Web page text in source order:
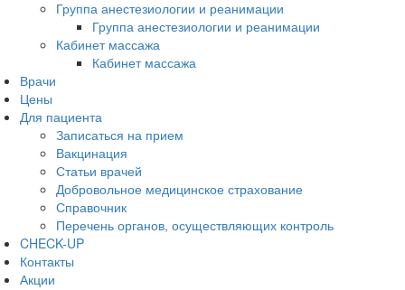
Группа анестезиологии и реанимации
Группа анестезиологии и реанимации
Кабинет массажа
Кабинет массажа
Врачи
Цены
Для пациента
Записаться на прием
Вакцинация
Статьи врачей
Добровольное медицинское страхование
Справочник
Перечень органов, осуществляющих контроль
CHECK-UP
Контакты
Акции